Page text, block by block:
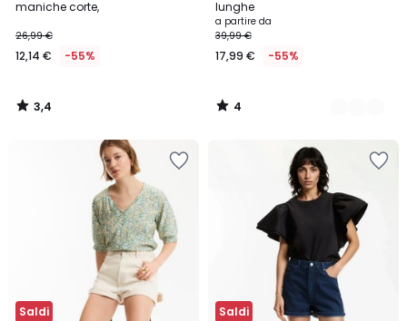
maniche corte,
26,99 €
12,14 € -55%
3,4
/
lunghe
a partire da
39,99 €
17,99 € -55%
5
4
/
Saldi Saldi